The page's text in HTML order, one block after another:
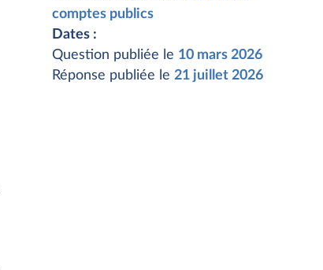
comptes publics
Dates :
Question publiée le 10 mars 2026
Réponse publiée le 21 juillet 2026